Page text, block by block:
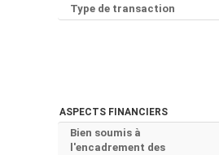
Type de transaction
ASPECTS FINANCIERS
Bien soumis à
l'encadrement des